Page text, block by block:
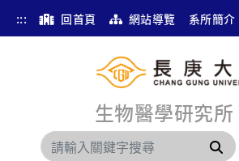
::: 回首頁 網站導覽 系所簡介
生物醫學研究所
搜尋